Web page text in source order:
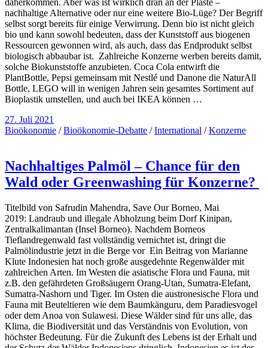
nachhaltige Alternative oder nur eine weitere Bio-Lüge? Der Begriff
selbst sorgt bereits für einige Verwirrung. Denn bio ist nicht gleich
bio und kann sowohl bedeuten, dass der Kunststoff aus biogenen
Ressourcen gewonnen wird, als auch, dass das Endprodukt selbst
biologisch abbaubar ist. Zahlreiche Konzerne werben bereits damit,
solche Biokunststoffe anzubieten. Coca Cola entwirft die
PlantBottle, Pepsi gemeinsam mit Nestlé und Danone die NaturAll
Bottle, LEGO will in wenigen Jahren sein gesamtes Sortiment auf
Bioplastik umstellen, und auch bei IKEA können …
27. Juli 2021
Bioökonomie /Bioökonomie-Debatte /International /Konzerne
Nachhaltiges Palmöl – Chance für den
Wald oder Greenwashing für Konzerne?
Titelbild von Safrudin Mahendra, Save Our Borneo, Mai
2019: Landraub und illegale Abholzung beim Dorf Kinipan,
Zentralkalimantan (Insel Borneo). Nachdem Borneos
Tieflandregenwald fast vollständig vernichtet ist, dringt die
Palmölindustrie jetzt in die Berge vor Ein Beitrag von Marianne
Klute Indonesien hat noch große ausgedehnte Regenwälder mit
zahlreichen Arten. Im Westen die asiatische Flora und Fauna, mit
z.B. den gefährdeten Großsäugern Orang-Utan, Sumatra-Elefant,
Sumatra-Nashorn und Tiger. Im Osten die austronesische Flora und
Fauna mit Beuteltieren wie dem Baumkänguru, dem Paradiesvogel
oder dem Anoa von Sulawesi. Diese Wälder sind für uns alle, das
Klima, die Biodiversität und das Verständnis von Evolution, von
höchster Bedeutung. Für die Zukunft des Lebens ist der Erhalt und